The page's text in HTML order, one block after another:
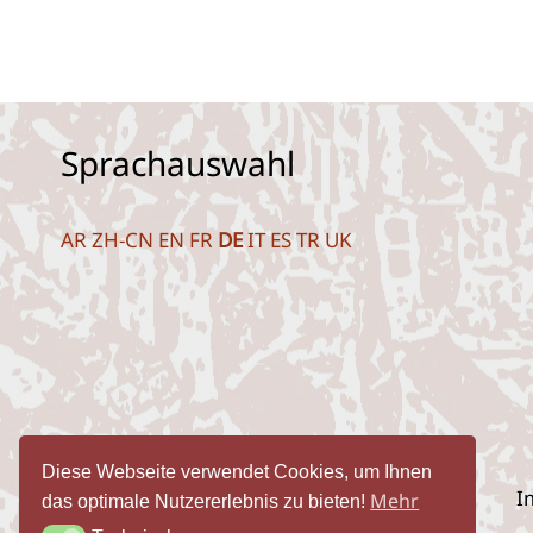
Sprachauswahl
ARZH-CN EN FR DEIT ESTRUK
Diese Webseite verwendet Cookies, um Ihnen
das optimale Nutzererlebnis zu bieten! Mehr